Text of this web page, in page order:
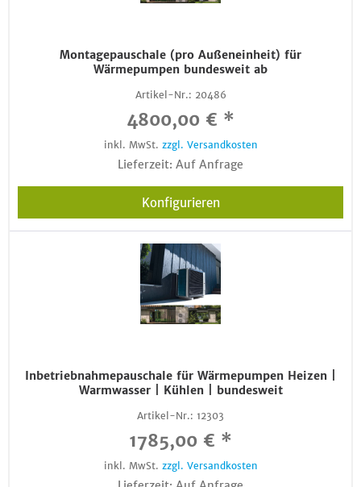
Montagepauschale (pro Außeneinheit) für
Wärmepumpen bundesweit ab
Artikel-Nr.: 20486
4800,00 € *
inkl. MwSt. zzgl. Versandkosten
Lieferzeit: Auf Anfrage
Konfigurieren
Inbetriebnahmepauschale für Wärmepumpen Heizen |
Warmwasser | Kühlen | bundesweit
Artikel-Nr.: 12303
1785,00 € *
inkl. MwSt. zzgl. Versandkosten